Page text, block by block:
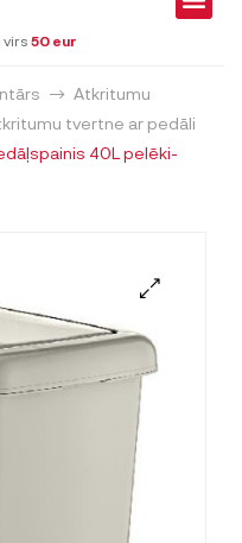
virs 50 eur
Atkritumu
tvertne ar pedāli
40L pelēki-